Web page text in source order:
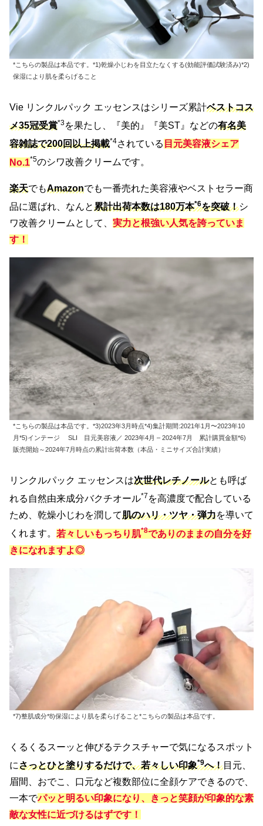
*こちらの製品は本品です。*1)乾燥小じわを目立たなくする(効能評価試験済み)*2)
保湿により肌を柔らげること
Vie リンクルパック エッセンスはシリーズ累計ベストコス
メ35冠受賞*3を果たし、『美的』『美ST』などの有名美
容雑誌で200回以上掲載*4されている 目元美容液シェア
No.1*5のシワ改善クリームです。
楽天でもAmazonでも一番売れた美容液やベストセラー商
品に選ばれ、なんと累計出荷本数は180万本*6を突破！シ
ワ改善クリームとして、 実力と根強い人気を誇っていま
す！
*こちらの製品は本品です。*3)2023年3月時点*4)集計期間:2021年1月〜2023年10
月*5)インテージ SLI 目元美容液／ 2023年4月 – 2024年7月 累計購買金額*6)
販売開始～2024年7月時点の累計出荷本数（本品・ミニサイズ合計実績）
リンクルパック エッセンスは次世代レチノールとも呼ば
れる自然由来成分バクチオール*7 を高濃度で配合している
ため、乾燥小じわを潤して肌のハリ・ツヤ・弾力を導いて
くれます。 若々しいもっちり肌*8でありのままの自分を好
きになれますよ◎
*7)整肌成分*8)保湿により肌を柔らげること*こちらの製品は本品です。
くるくるスーッと伸びるテクスチャーで気になるスポット
にさっとひと塗りするだけで、若々しい印象*9へ！目元、
眉間、おでこ、口元など複数部位に全顔ケアできるので、
一本でパッと明るい印象になり、きっと笑顔が印象的な素
敵な女性に近づけるはずです！